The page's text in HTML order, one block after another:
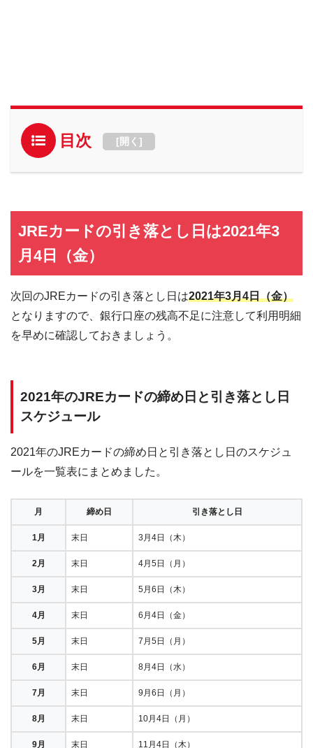
目次 [開く ]
JREカードの引き落とし日は2021年3
月4日（金）
次回のJREカードの引き落とし日は2021年3月4日（金）
となりますので、銀行口座の残高不足に注意して利用明細
を早めに確認しておきましょう。
2021年のJREカードの締め日と引き落とし日
スケジュール
2021年のJREカードの締め日と引き落とし日のスケジュ
ールを一覧表にまとめました。
月 締め日 引き落とし日
1月 末日 3月4日（木）
2月 末日 4月5日（月）
3月 末日 5月6日（木）
4月 末日 6月4日（金）
5月 末日 7月5日（月）
6月 末日 8月4日（水）
7月 末日 9月6日（月）
8月 末日 10月4日（月）
9月 末日 11月4日（木）